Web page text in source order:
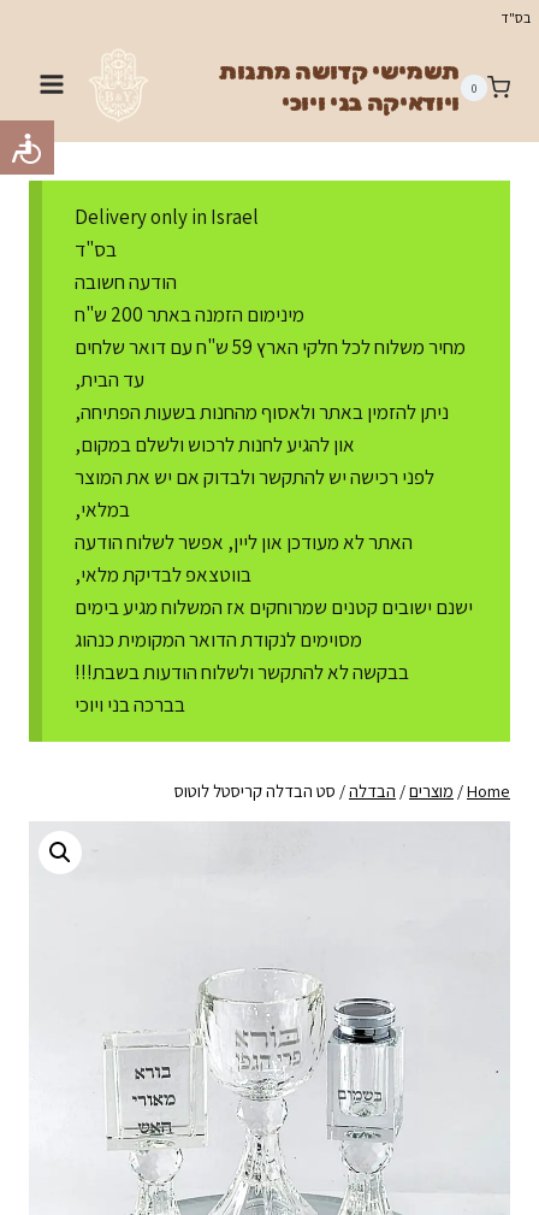
Skip
content
בס"ד
0
תשמישי קדושה מתנות
ויודאיקה בני ויוכי
Delivery only in Israel
בס"ד
הודעה חשובה
מינימום הזמנה באתר 200 ש"ח
מחיר משלוח לכל חלקי הארץ 59 ש"ח עם דואר שלחים
עד הבית,
ניתן להזמין באתר ולאסוף מהחנות בשעות הפתיחה,
און להגיע לחנות לרכוש ולשלם במקום,
לפני רכישה יש להתקשר ולבדוק אם יש את המוצר
במלאי,
האתר לא מעודכן און ליין, אפשר לשלוח הודעה
בווטצאפ לבדיקת מלאי,
ישנם ישובים קטנים שמרוחקים אז המשלוח מגיע בימים
מסוימים לנקודת הדואר המקומית כנהוג
בבקשה לא להתקשר ולשלוח הודעות בשבת!!!
בברכה בני ויוכי
Home
/ מוצרים/ הבדלה/ סט הבדלה קריסטל לוטוס